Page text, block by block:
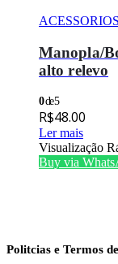
ACESSORIOS
Manopla/
alto relevo
0de 5
R$48.00
Ler mais
Visualização
Buy via
Politcias e Termos